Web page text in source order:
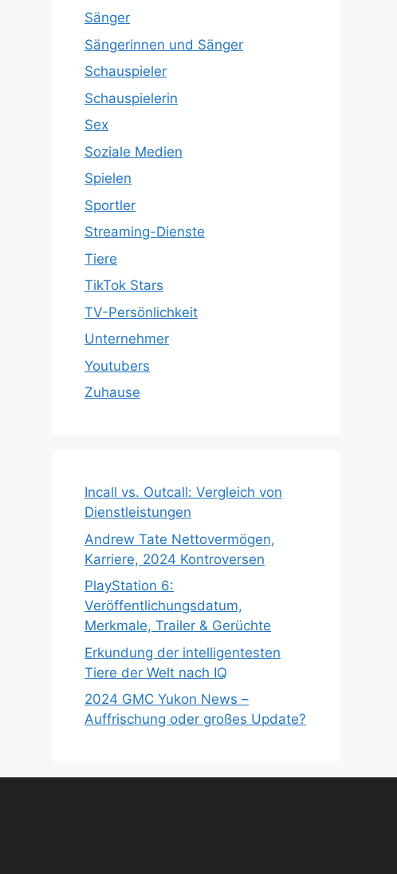
Sänger
Sängerinnen und Sänger
Schauspieler
Schauspielerin
Sex
Soziale Medien
Spielen
Sportler
Streaming-Dienste
Tiere
TikTok Stars
TV-Persönlichkeit
Unternehmer
Youtubers
Zuhause
Incall vs. Outcall: Vergleich von
Dienstleistungen
Andrew Tate Nettovermögen,
Karriere, 2024 Kontroversen
PlayStation 6:
Veröffentlichungsdatum,
Merkmale, Trailer & Gerüchte
Erkundung der intelligentesten
Tiere der Welt nach IQ
2024 GMC Yukon News –
Auffrischung oder großes Update?